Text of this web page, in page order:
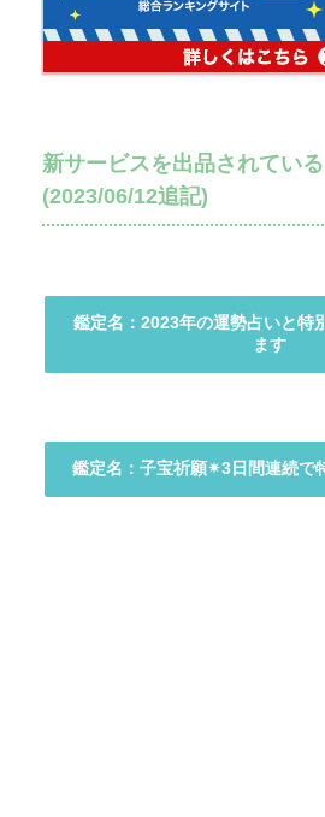
新サービスを出品されてい
(2023/06/12追記)
鑑定名：2023年の運勢占いと特
ます
鑑定名：子宝祈願✴︎3日間連続で